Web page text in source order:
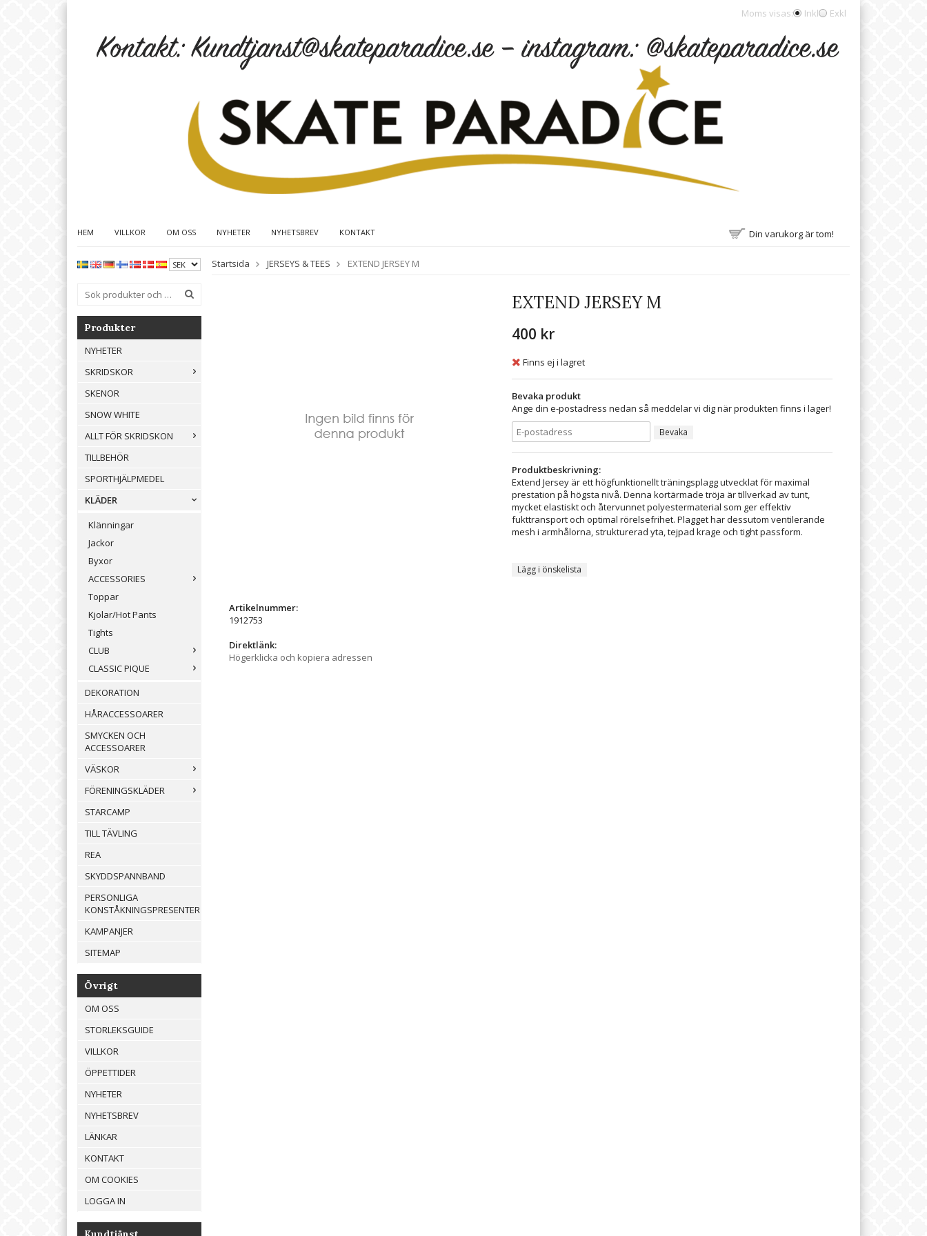
Moms visas: Inkl Exkl
HEM VILLKOR OM OSS NYHETER NYHETSBREV KONTAKT Din varukorg är tom!
Produkter
NYHETER
SKRIDSKOR
SKENOR
SNOW WHITE
ALLT FÖR SKRIDSKON
TILLBEHÖR
SPORTHJÄLPMEDEL
KLÄDER
Klänningar
Jackor
Byxor
ACCESSORIES
Toppar
Kjolar/Hot Pants
Tights
CLUB
CLASSIC PIQUE
DEKORATION
HÅRACCESSOARER
SMYCKEN OCH
ACCESSOARER
VÄSKOR
FÖRENINGSKLÄDER
STARCAMP
TILL TÄVLING
REA
SKYDDSPANNBAND
PERSONLIGA
KONSTÅKNINGSPRESENTER
KAMPANJER
SITEMAP
Övrigt
OM OSS
STORLEKSGUIDE
VILLKOR
ÖPPETTIDER
NYHETER
NYHETSBREV
LÄNKAR
KONTAKT
OM COOKIES
LOGGA IN
Startsida JERSEYS & TEES EXTEND JERSEY M
EXTEND JERSEY M
400 kr
Finns ej i lagret
Bevaka produkt
Ange din e-postadress nedan så meddelar vi dig när produkten finns i lager!
Bevaka
Produktbeskrivning:
Extend Jersey är ett högfunktionellt träningsplagg utvecklat för maximal
prestation på högsta nivå. Denna kortärmade tröja är tillverkad av tunt,
mycket elastiskt och återvunnet polyestermaterial som ger effektiv
fukttransport och optimal rörelsefrihet. Plagget har dessutom ventilerande
mesh i armhålorna, strukturerad yta, tejpad krage och tight passform.
Lägg i önskelista
Artikelnummer:
1912753
Direktlänk:
Högerklicka och kopiera adressen